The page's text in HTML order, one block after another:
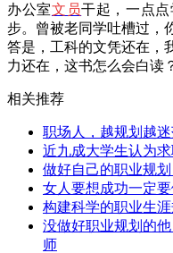
办公室文员干起，一点
步。曾被老同学吐槽过，
答是，工科的文凭还在，
力还在，这书怎么会白读
相关推荐
职场人，越规划越
近九成大学生认为
做好自己的职业规
女人要想成功一定
构建科学的职业生
没做好职业规划的
师